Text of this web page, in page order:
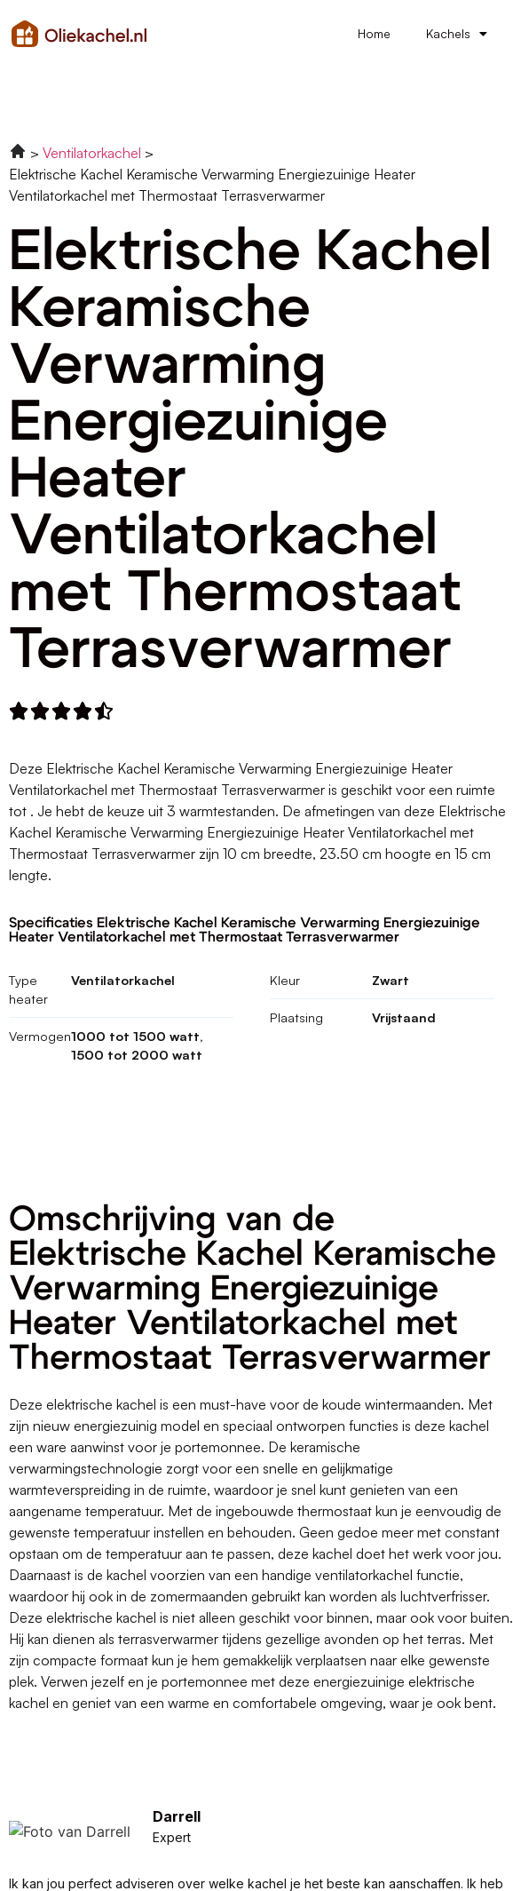
Home Kachels
Ventilatorkachel
Elektrische Kachel Keramische Verwarming Energiezuinige Heater
Ventilatorkachel met Thermostaat Terrasverwarmer
Elektrische Kachel
Keramische
Verwarming
Energiezuinige
Heater
Ventilatorkachel
met Thermostaat
Terrasverwarmer

Deze Elektrische Kachel Keramische Verwarming Energiezuinige Heater
Ventilatorkachel met Thermostaat Terrasverwarmer is geschikt voor een ruimte
tot . Je hebt de keuze uit 3 warmtestanden. De afmetingen van deze Elektrische
Kachel Keramische Verwarming Energiezuinige Heater Ventilatorkachel met
Thermostaat Terrasverwarmer zijn 10 cm breedte, 23.50 cm hoogte en 15 cm
lengte.
Specificaties Elektrische Kachel Keramische Verwarming Energiezuinige
Heater Ventilatorkachel met Thermostaat Terrasverwarmer
Type
heater
Ventilatorkachel
Vermogen1000 tot 1500 watt,
1500 tot 2000 watt
Kleur Zwart
Plaatsing Vrijstaand
Omschrijving van de
Elektrische Kachel Keramische
Verwarming Energiezuinige
Heater Ventilatorkachel met
Thermostaat Terrasverwarmer
Deze elektrische kachel is een must-have voor de koude wintermaanden. Met
zijn nieuw energiezuinig model en speciaal ontworpen functies is deze kachel
een ware aanwinst voor je portemonnee. De keramische
verwarmingstechnologie zorgt voor een snelle en gelijkmatige
warmteverspreiding in de ruimte, waardoor je snel kunt genieten van een
aangename temperatuur. Met de ingebouwde thermostaat kun je eenvoudig de
gewenste temperatuur instellen en behouden. Geen gedoe meer met constant
opstaan om de temperatuur aan te passen, deze kachel doet het werk voor jou.
Daarnaast is de kachel voorzien van een handige ventilatorkachel functie,
waardoor hij ook in de zomermaanden gebruikt kan worden als luchtverfrisser.
Deze elektrische kachel is niet alleen geschikt voor binnen, maar ook voor buiten.
Hij kan dienen als terrasverwarmer tijdens gezellige avonden op het terras. Met
zijn compacte formaat kun je hem gemakkelijk verplaatsen naar elke gewenste
plek. Verwen jezelf en je portemonnee met deze energiezuinige elektrische
kachel en geniet van een warme en comfortabele omgeving, waar je ook bent.
Darrell
Expert
Ik kan jou perfect adviseren over welke kachel je het beste kan aanschaffen. Ik heb